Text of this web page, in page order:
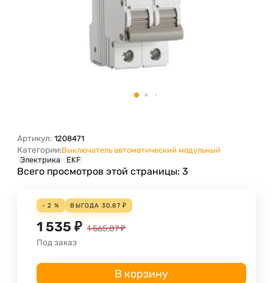
Артикул: 1208471
Категории:Выключатель автоматический модульный
Электрика
EKF
Всего просмотров этой страницы: 3
- 2 % ВЫГОДА 30,87 ₽
1 535 ₽ 1 565,87₽
Под заказ
В корзину